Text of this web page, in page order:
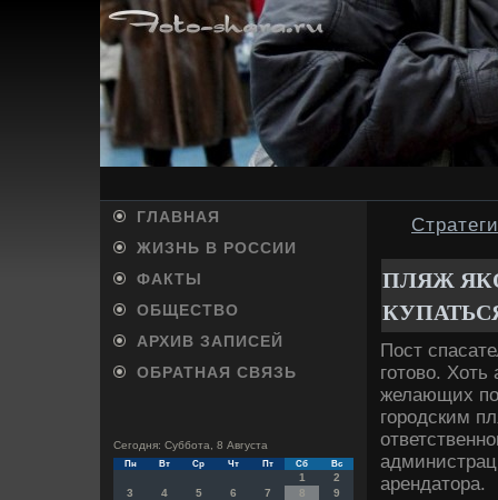
ГЛАВНАЯ
ЖИЗНЬ В РОССИИ
ФАКТЫ
ОБЩЕСТВО
АРХИВ ЗАПИСЕЙ
ОБРАТНАЯ СВЯЗЬ
Сегодня: Суббота, 8 Августа
Пн Вт Ср Чт Пт Сб Вс
1
2
3
4 5 6 7 8
9
ПЛЯЖ
Пост
готοвο.
желающих
городским
арендатοра.